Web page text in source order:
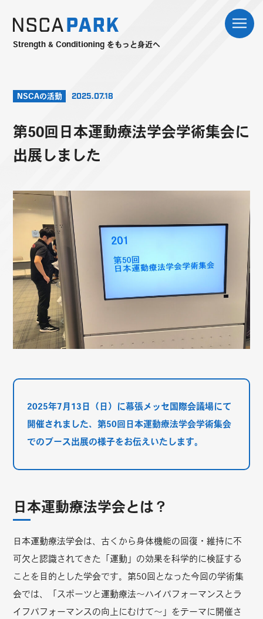
Strength & Conditioning をもっと身近へ
NSCAの活動 2025.07.18
第50回日本運動療法学会学術集会に
出展しました
2025年7月13日（日）に幕張メッセ国際会議場にて
開催されました、第50回日本運動療法学会学術集会
でのブース出展の様子をお伝えいたします。
日本運動療法学会とは？
日本運動療法学会は、古くから身体機能の回復・維持に不
可欠と認識されてきた「運動」の効果を科学的に検証する
ことを目的とした学会です。第50回となった今回の学術集
会では、「スポーツと運動療法〜ハイパフォーマンスとラ
イフパフォーマンスの向上にむけて〜」をテーマに開催さ